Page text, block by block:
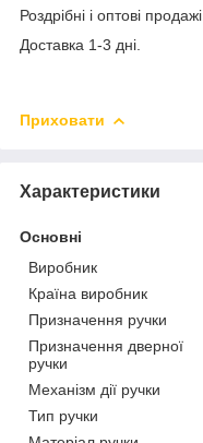
Роздрібні і оптові продажі.
Доставка 1-3 дні.
Приховати
Характеристики
Основні
Виробник
Країна виробник
Призначення ручки
Призначення дверної
ручки
Механізм дії ручки
Тип ручки